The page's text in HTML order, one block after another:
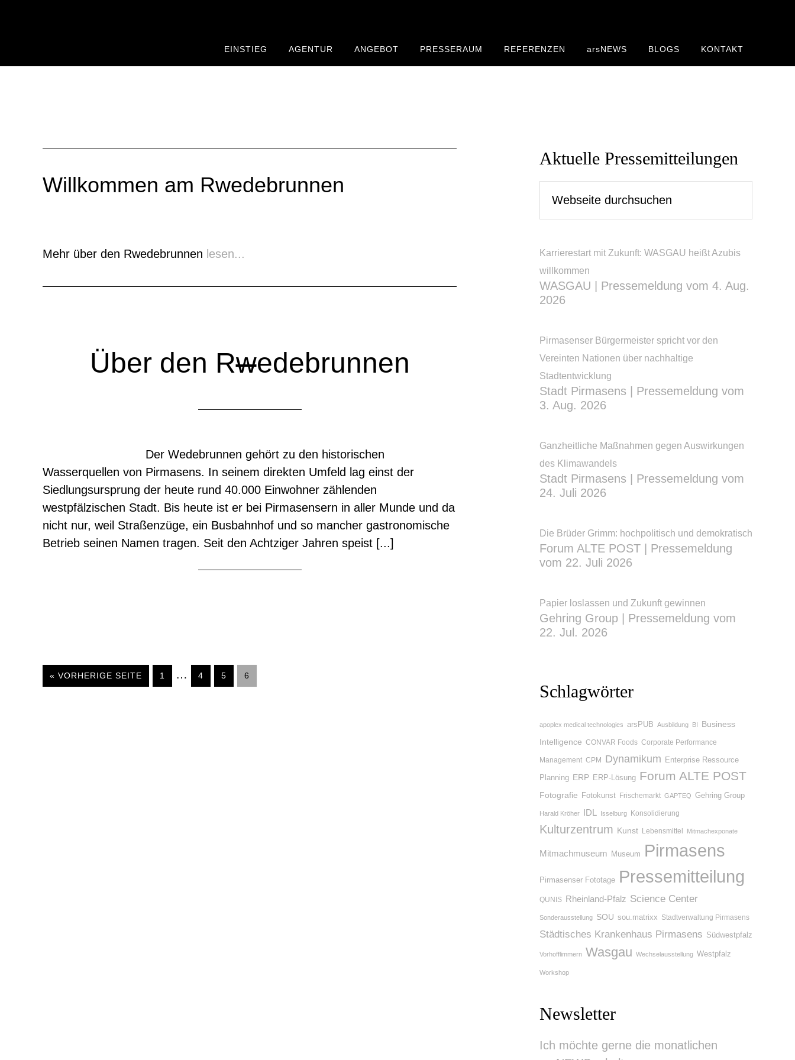
EINSTIEG AGENTUR ANGEBOT PRESSERAUM REFERENZEN arsNEWS BLOGS KONTAKT
Willkommen am Rwedebrunnen
Mehr über den Rwedebrunnen lesen...
Über den Rwedebrunnen
Der Wedebrunnen gehört zu den historischen
Wasserquellen von Pirmasens. In seinem direkten Umfeld lag einst der
Siedlungsursprung der heute rund 40.000 Einwohner zählenden
westpfälzischen Stadt. Bis heute ist er bei Pirmasensern in aller Munde und da
nicht nur, weil Straßenzüge, ein Busbahnhof und so mancher gastronomische
Betrieb seinen Namen tragen. Seit den Achtziger Jahren speist [...]
« VORHERIGE SEITE AUFRUFEN
SEITE
1
Weggelassene
Zwischenseiten
… SEITE
4 SEITE
5 SEITE
6
Seitenspalte
Aktuelle Pressemitteilungen
durchsuchen
Karrierestart mit Zukunft: WASGAU heißt Azubis
willkommen
WASGAU | Pressemeldung vom 4. Aug.
2026
Pirmasenser Bürgermeister spricht vor den
Vereinten Nationen über nachhaltige
Stadtentwicklung
Stadt Pirmasens | Pressemeldung vom
3. Aug. 2026
Ganzheitliche Maßnahmen gegen Auswirkungen
des Klimawandels
Stadt Pirmasens | Pressemeldung vom
24. Juli 2026
Die Brüder Grimm: hochpolitisch und demokratisch
Forum ALTE POST | Pressemeldung
vom 22. Juli 2026
Papier loslassen und Zukunft gewinnen
Gehring Group | Pressemeldung vom
22. Jul. 2026
Schlagwörter
apoplex medical technologies arsPUB Ausbildung BI
Business
Intelligence CONVAR Foods Corporate Performance
Management CPM Dynamikum Enterprise Ressource
Planning ERP ERP-Lösung Forum ALTE POST
Fotografie Fotokunst Frischemarkt GAPTEQ Gehring Group
Harald Kröher IDL Isselburg Konsolidierung
Kulturzentrum Kunst Lebensmittel Mitmachexponate
Mitmachmuseum Museum Pirmasens
Pirmasenser Fototage Pressemitteilung
QUNIS Rheinland-Pfalz Science Center
Sonderausstellung SOU sou.matrixx Stadtverwaltung Pirmasens
Städtisches Krankenhaus Pirmasens Südwestpfalz
Vorhofflimmern Wasgau Wechselausstellung Westpfalz
Workshop
Newsletter
Ich möchte gerne die monatlichen